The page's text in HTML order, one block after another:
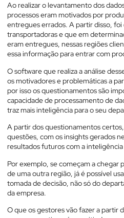
Ao realizar o levantamento dos
processos eram motivados por
entregues errados. A partir disso,
transportadoras e que em
eram entregues, nessas regiões
essa informação para entrar com
O software que realiza a análise
os motivadores e problemáticas a
por isso os questionamentos são
capacidade de processamento de
traz mais inteligência para o seu
A partir dos questionamentos
questões, com os insights gerados
resultados futuros com a
Por exemplo, se começam a chegar
de uma outra região, já é possível
tomada de decisão, não só do
da empresa.
O que os gestores vão fazer a partir